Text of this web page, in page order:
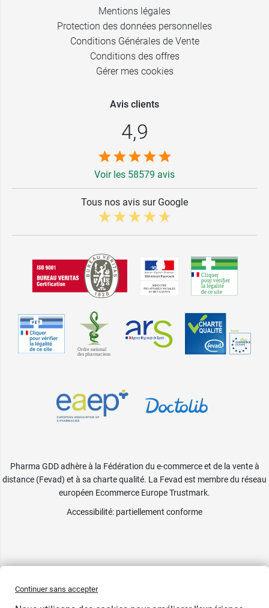
Mentions légales
Protection des données personnelles
Conditions Générales de Vente
Conditions des offres
Gérer mes cookies
Avis clients
4,9
Voir les 58579 avis
Tous nos avis sur Google
Pharma GDD adhère à la Fédération du e-commerce et de la vente à
distance (Fevad) et à sa charte qualité. La Fevad est membre du réseau
européen Ecommerce Europe Trustmark.
Accessibilité: partiellement conforme
Continuer sans accepter